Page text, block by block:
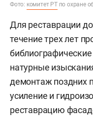
Фото: комитет РТпо охране
Для реставрации
течение трех лет
натурные
демонтаж поздних
усиление и
реставрацию